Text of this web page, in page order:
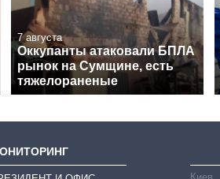
7 августа
Оккупанты атаковали БПЛА
рынок на Сумщине, есть
тяжелораненые